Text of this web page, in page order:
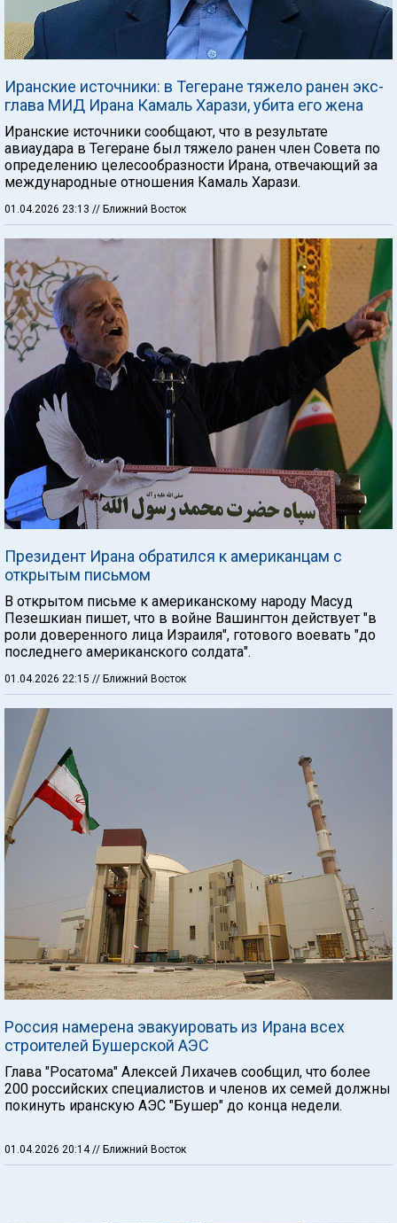
Иранские источники: в Тегеране тяжело ранен экс-
глава МИД Ирана Камаль Харази, убита его жена
Иранские источники сообщают, что в результате
авиаудара в Тегеране был тяжело ранен член Совета по
определению целесообразности Ирана, отвечающий за
международные отношения Камаль Харази.
01.04.2026 23:13 // Ближний Восток
Президент Ирана обратился к американцам с
открытым письмом
В открытом письме к американскому народу Масуд
Пезешкиан пишет, что в войне Вашингтон действует "в
роли доверенного лица Израиля", готового воевать "до
последнего американского солдата".
01.04.2026 22:15 // Ближний Восток
Россия намерена эвакуировать из Ирана всех
строителей Бушерской АЭС
Глава "Росатома" Алексей Лихачев сообщил, что более
200 российских специалистов и членов их семей должны
покинуть иранскую АЭС "Бушер" до конца недели.
01.04.2026 20:14 // Ближний Восток